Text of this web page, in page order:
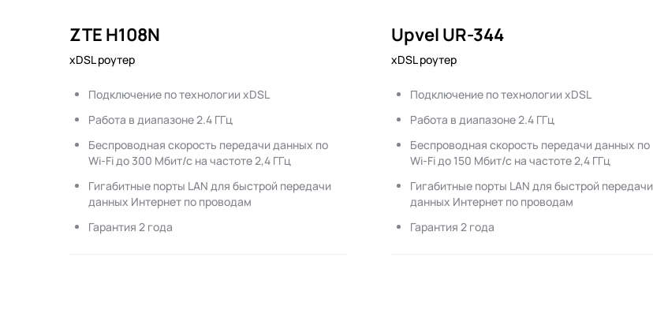
ZTE H108N
xDSL роутер
Подключение по технологии xDSL
Работа в диапазоне 2.4 ГГц
Беспроводная скорость передачи данных по
Wi-Fi до 300 Мбит/с на частоте 2,4 ГГц
Гигабитные порты LAN для быстрой передачи
данных Интернет по проводам
Гарантия 2 года
Upvel UR-344
xDSL роутер
Подключение по технологии xDSL
Работа в диапазоне 2.4 ГГц
Беспроводная скорость передачи данных по
Wi-Fi до 150 Мбит/с на частоте 2,4 ГГц
Гигабитные порты LAN для быстрой передачи
данных Интернет по проводам
Гарантия 2 года